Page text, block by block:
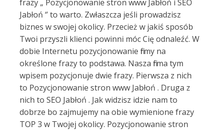
frazy „ Pozycjonowanie stron www Jabłoń i SEO
Jabłoń ‘’ to warto. Zwłaszcza jeśli prowadzisz
biznes w swojej okolicy. Przecież w jakiś sposób
Twoi przyszli klienci powinni móc Cię odnaleźć. W
dobie Internetu pozycjonowanie firmy na
określone frazy to podstawa. Nasza firma tym
wpisem pozycjonuje dwie frazy. Pierwsza z nich
to Pozycjonowanie stron www Jabłoń . Druga z
nich to SEO Jabłoń . Jak widzisz idzie nam to
dobrze bo zajmujemy na obie wymienione frazy
TOP 3 w Twojej okolicy. Pozycjonowanie stron